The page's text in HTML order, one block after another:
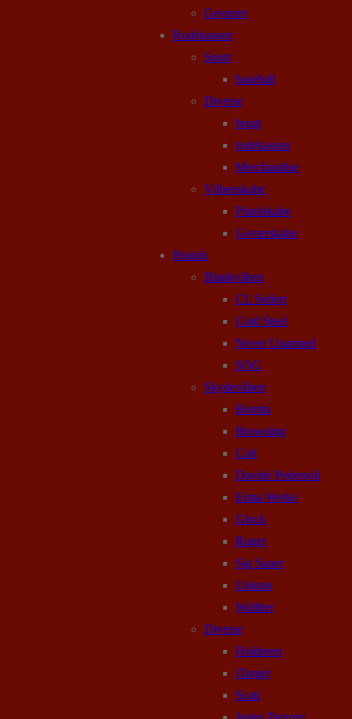
Geværer
Rodekassen
Sport
baseball
Diverse
brugt
rodekassen
Merchandise
Våbenskabe
Pistolskabe
Geværskabe
Brands
Blankvåben
CL Seifert
Cold Steel
Never Unarmed
SOG
Skydevåben
Beretta
Browning
Colt
Davide Pedersoli
Erma Werke
Glock
Ruger
Sig Sauer
Unique
Walther
Diverse
Holderen
iTarget
Scatt